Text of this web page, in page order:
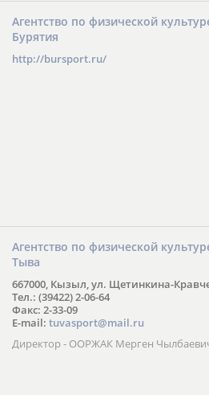
Агентство по физической
Бурятия
http://bursport.ru/
Агентство по физической
Тыва
667000, Кызыл, ул. Щетинкина-
Тел.: (39422) 2-06-64
Факс: 2-33-09
E-mail: tuvasport@mail.ru
Директор - ООРЖАК Мерген